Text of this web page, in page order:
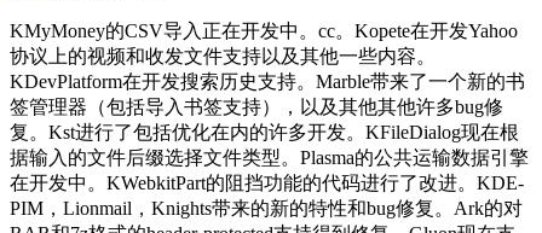
KMyMoney的CSV导入正在开发中。cc。Kopete在开发Yahoo
协议上的视频和收发文件支持以及其他一些内容。
KDevPlatform在开发搜索历史支持。Marble带来了一个新的书
签管理器（包括导入书签支持），以及其他其他许多bug修
复。Kst进行了包括优化在内的许多开发。KFileDialog现在根
据输入的文件后缀选择文件类型。Plasma的公共运输数据引擎
在开发中。KWebkitPart的阻挡功能的代码进行了改进。KDE-
PIM，Lionmail，Knights带来的新的特性和bug修复。Ark的对